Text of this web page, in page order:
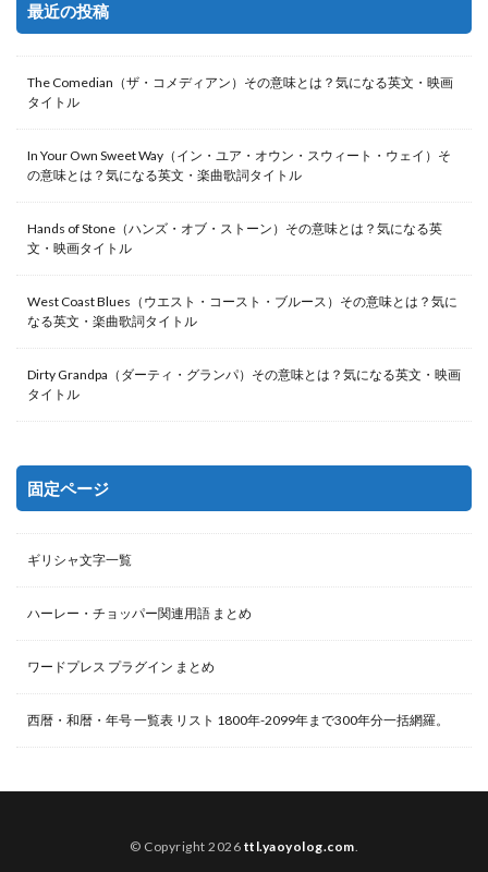
最近の投稿
The Comedian（ザ・コメディアン）その意味とは？気になる英文・映画
タイトル
In Your Own Sweet Way（イン・ユア・オウン・スウィート・ウェイ）そ
の意味とは？気になる英文・楽曲歌詞タイトル
Hands of Stone（ハンズ・オブ・ストーン）その意味とは？気になる英
文・映画タイトル
West Coast Blues（ウエスト・コースト・ブルース）その意味とは？気に
なる英文・楽曲歌詞タイトル
Dirty Grandpa（ダーティ・グランパ）その意味とは？気になる英文・映画
タイトル
固定ページ
ギリシャ文字一覧
ハーレー・チョッパー関連用語 まとめ
ワードプレス プラグイン まとめ
西暦・和暦・年号 一覧表 リスト 1800年-2099年まで300年分一括網羅。
© Copyright 2026 ttl.yaoyolog.com.